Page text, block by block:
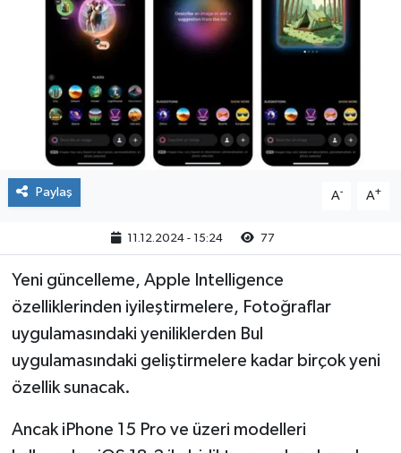
Paylaş A- A+
11.12.2024 - 15:24 77
Yeni güncelleme, Apple Intelligence
özelliklerinden iyileştirmelere, Fotoğraflar
uygulamasındaki yeniliklerden Bul
uygulamasındaki geliştirmelere kadar birçok yeni
özellik sunacak.
Ancak iPhone 15 Pro ve üzeri modelleri